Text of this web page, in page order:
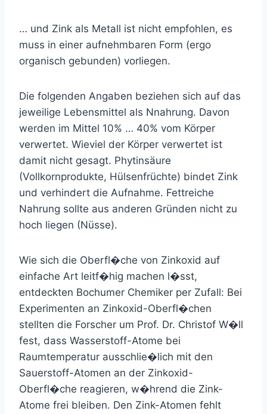
… und Zink als Metall ist nicht empfohlen, es
muss in einer aufnehmbaren Form (ergo
organisch gebunden) vorliegen.
Die folgenden Angaben beziehen sich auf das
jeweilige Lebensmittel als Nnahrung. Davon
werden im Mittel 10% … 40% vom Körper
verwertet. Wieviel der Körper verwertet ist
damit nicht gesagt. Phytinsäure
(Vollkornprodukte, Hülsenfrüchte) bindet Zink
und verhindert die Aufnahme. Fettreiche
Nahrung sollte aus anderen Gründen nicht zu
hoch liegen (Nüsse).
Wie sich die Oberfl�che von Zinkoxid auf
einfache Art leitf�hig machen l�sst,
entdeckten Bochumer Chemiker per Zufall: Bei
Experimenten an Zinkoxid-Oberfl�chen
stellten die Forscher um Prof. Dr. Christof W�ll
fest, dass Wasserstoff-Atome bei
Raumtemperatur ausschlie�lich mit den
Sauerstoff-Atomen an der Zinkoxid-
Oberfl�che reagieren, w�hrend die Zink-
Atome frei bleiben. Den Zink-Atomen fehlt